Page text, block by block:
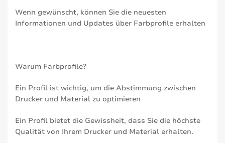
Wenn gewünscht, können Sie die neuesten
Informationen und Updates über Farbprofile erhalten
Warum Farbprofile?
Ein Profil ist wichtig, um die Abstimmung zwischen
Drucker und Material zu optimieren
Ein Profil bietet die Gewissheit, dass Sie die höchste
Qualität von Ihrem Drucker und Material erhalten.